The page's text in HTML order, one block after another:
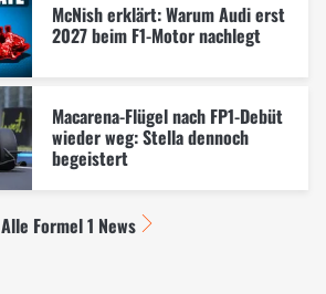
McNish erklärt: Warum Audi erst
2027 beim F1-Motor nachlegt
Macarena-Flügel nach FP1-Debüt
wieder weg: Stella dennoch
begeistert
Alle Formel 1 News